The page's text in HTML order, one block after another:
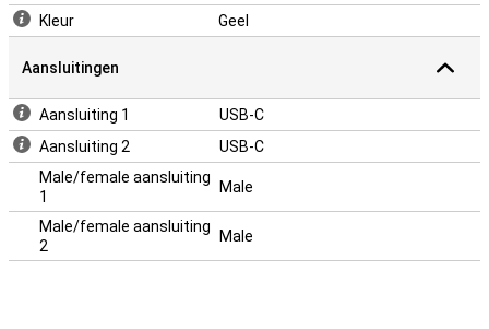
Kleur
Geel
Aansluitingen
Aansluiting 1
USB-C
Aansluiting 2
USB-C
Male/female aansluiting
1
Male
Male/female aansluiting
2
Male